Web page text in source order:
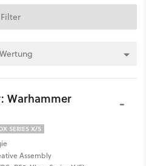
Filter
Warhammer
SERIES X/S
Assembly
-